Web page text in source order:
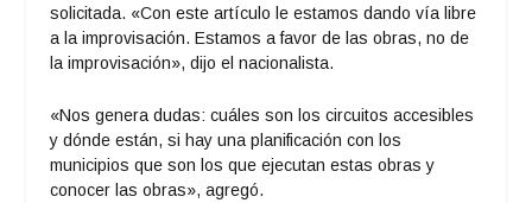
solicitada. «Con este artículo le estamos dando vía libre
a la improvisación. Estamos a favor de las obras, no de
la improvisación», dijo el nacionalista.
«Nos genera dudas: cuáles son los circuitos accesibles
y dónde están, si hay una planificación con los
municipios que son los que ejecutan estas obras y
conocer las obras», agregó.